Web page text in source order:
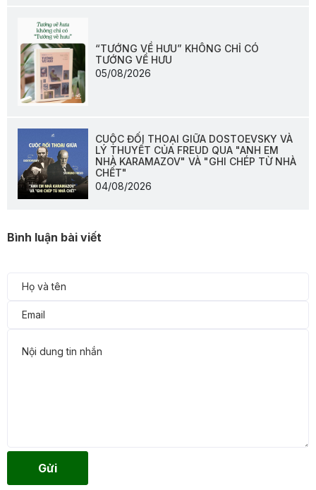
“TƯỚNG VỀ HƯU” KHÔNG CHỈ CÓ
TƯỚNG VỀ HƯU
05/08/2026
CUỘC ĐỐI THOẠI GIỮA DOSTOEVSKY VÀ
LÝ THUYẾT CỦA FREUD QUA "ANH EM
NHÀ KARAMAZOV" VÀ "GHI CHÉP TỪ NHÀ
CHẾT"
04/08/2026
Bình luận bài viết
Gửi